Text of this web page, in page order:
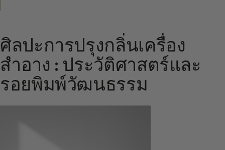
ศิลปะการปรุงกลิ่นเครื่อง
สำอาง : ประวัติศาสตร์และ
รอยพิมพ์วัฒนธรรม